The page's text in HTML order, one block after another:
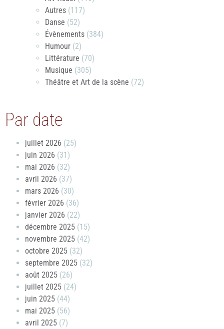
Autres (117)
Danse (52)
Évènements (384)
Humour (2)
Littérature (70)
Musique (305)
Théâtre et Art de la scène (72)
Par date
juillet 2026 (25)
juin 2026 (31)
mai 2026 (32)
avril 2026 (37)
mars 2026 (30)
février 2026 (36)
janvier 2026 (22)
décembre 2025 (15)
novembre 2025 (42)
octobre 2025 (32)
septembre 2025 (32)
août 2025 (26)
juillet 2025 (24)
juin 2025 (44)
mai 2025 (56)
avril 2025 (7)